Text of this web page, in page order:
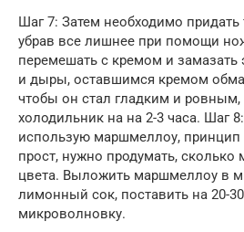
Шаг 7: Затем необходимо придать
убрав все лишнее при помощи
перемешать с кремом и
и дыры, оставшимся кремом
чтобы он стал гладким и ровным,
холодильник на на 2-3 часа. Шаг
использую маршмеллоу, принцип
прост, нужно продумать, сколько
цвета. Выложить маршмеллоу в
лимонный сок, поставить на 20-
микроволновку.